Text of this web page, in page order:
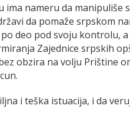
ima nameru da manipuliše
da pomaže srpskom
deo pod svoju kontrolu,
Zajednice srpskih
obzira na volju Prištine
i teška istuacija, i da